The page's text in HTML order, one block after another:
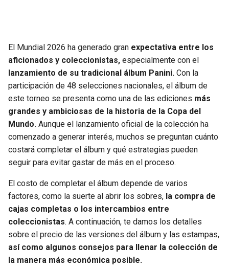
FALCONS
PANTHERS
BUCCANEERS
TIMBERWOLVES
TRAIL BLAZERS
JAZZ
El Mundial 2026 ha generado gran expectativa entre los
aficionados y coleccionistas, especialmente con el
lanzamiento de su tradicional álbum Panini. Con la
participación de 48 selecciones nacionales, el álbum de
este torneo se presenta como una de las ediciones más
grandes y ambiciosas de la historia de la Copa del
Mundo. Aunque el lanzamiento oficial de la colección ha
comenzado a generar interés, muchos se preguntan cuánto
costará completar el álbum y qué estrategias pueden
seguir para evitar gastar de más en el proceso.
El costo de completar el álbum depende de varios
factores, como la suerte al abrir los sobres, la compra de
cajas completas o los intercambios entre
coleccionistas. A continuación, te damos los detalles
sobre el precio de las versiones del álbum y las estampas,
así como algunos consejos para llenar la colección de
la manera más económica posible.